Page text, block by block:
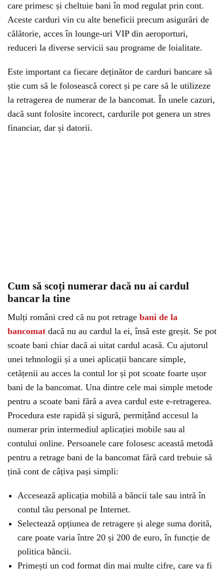
care primesc și cheltuie bani în mod regulat prin cont.
Aceste carduri vin cu alte beneficii precum asigurări de
călătorie, acces în lounge-uri VIP din aeroporturi,
reduceri la diverse servicii sau programe de loialitate.
Este important ca fiecare deținător de carduri bancare să
știe cum să le folosească corect și pe care să le utilizeze
la retragerea de numerar de la bancomat. În unele cazuri,
dacă sunt folosite incorect, cardurile pot genera un stres
financiar, dar și datorii.
Cum să scoți numerar dacă nu ai cardul
bancar la tine
Mulți români cred că nu pot retrage bani de la
bancomat dacă nu au cardul la ei, însă este greșit. Se pot
scoate bani chiar dacă ai uitat cardul acasă. Cu ajutorul
unei tehnologii și a unei aplicații bancare simple,
cetățenii au acces la contul lor și pot scoate foarte ușor
bani de la bancomat. Una dintre cele mai simple metode
pentru a scoate bani fără a avea cardul este e-retragerea.
Procedura este rapidă și sigură, permițând accesul la
numerar prin intermediul aplicației mobile sau al
contului online. Persoanele care folosesc această metodă
pentru a retrage bani de la bancomat fără card trebuie să
țină cont de câțiva pași simpli:
Accesează aplicația mobilă a băncii tale sau intră în
contul tău personal pe Internet.
Selectează opțiunea de retragere și alege suma dorită,
care poate varia între 20 și 200 de euro, în funcție de
politica băncii.
Primești un cod format din mai multe cifre, care va fi